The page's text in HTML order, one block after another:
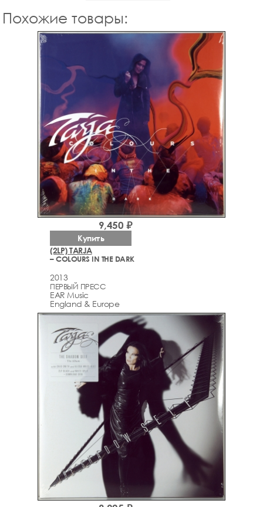
Похожие товары:
(2LP) TARJA
– COLOURS IN THE DARK
2013
ПЕРВЫЙ ПРЕСС
EAR Music
England & Europe
9,450 ₽
Купить